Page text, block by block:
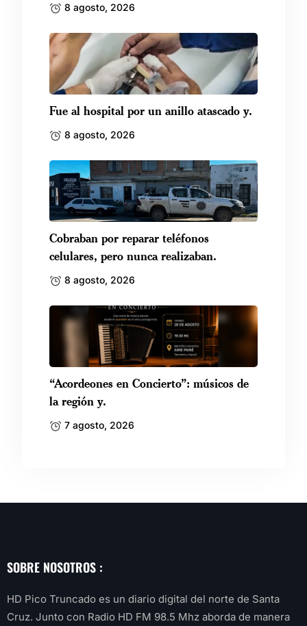
8 agosto, 2026
Fue al hospital por un anillo atascado y.
8 agosto, 2026
Cobraban por reparar teléfonos
celulares, pero nunca realizaban.
8 agosto, 2026
“Acordeones en Concierto”: músicos de
la región y.
7 agosto, 2026
SOBRE NOSOTROS :
HD Pico Truncado es un diario digital del norte de Santa
Cruz. Junto con Radio HD FM 98.5 Mhz aborda de manera